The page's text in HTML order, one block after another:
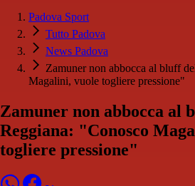
Padova Sport
Tutto Padova
News Padova
Zamuner non abbocca al bluff
Magalini, vuole togliere pressione"
Zamuner non abbocca al
Reggiana: "Conosco
togliere pressione"